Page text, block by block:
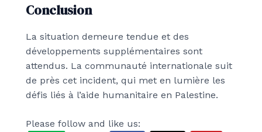
Conclusion
La situation demeure tendue et des
développements supplémentaires sont
attendus. La communauté internationale suit
de près cet incident, qui met en lumière les
défis liés à l’aide humanitaire en Palestine.
Please follow and like us: